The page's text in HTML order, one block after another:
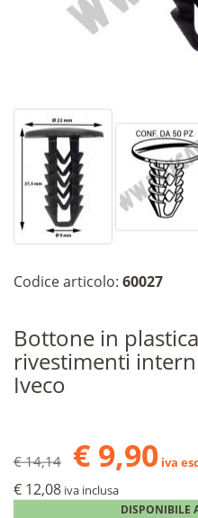
Codice articolo: 60027
Bottone in
rivestimenti
Iveco
€ 14,14 € 9,90 iva
€ 12,08 iva inclusa
DISPONIBILE